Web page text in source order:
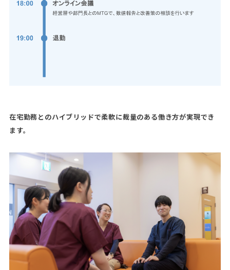
在宅勤務とのハイブリッドで柔軟に裁量のある働き方が実現でき
ます。